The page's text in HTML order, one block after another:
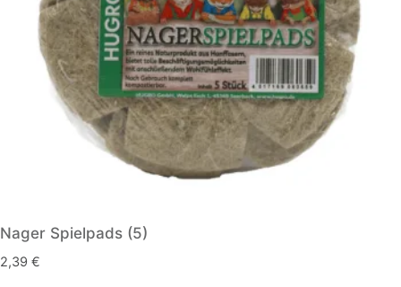
Nager Spielpads (5)
2,39 €